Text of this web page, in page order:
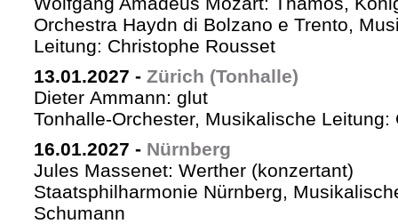
Orchestra Haydn di Bolzano e Trento,
Leitung: Christophe Rousset
13.01.2027 - Zürich (Tonhalle)
Dieter Ammann: glut
Tonhalle-Orchester, Musikalische Leitung:
16.01.2027 - Nürnberg
Jules Massenet: Werther (konzertant)
Staatsphilharmonie Nürnberg,
Schumann